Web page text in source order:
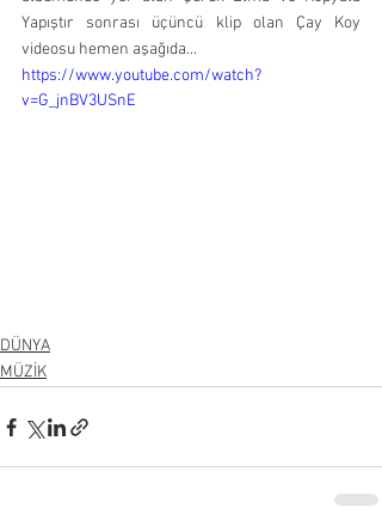
Yapıştır sonrası üçüncü klip olan Çay Koy
videosu hemen aşağıda...
https://www.youtube.com/watch?
v=G_jnBV3USnE
DÜNYA
MÜZİK